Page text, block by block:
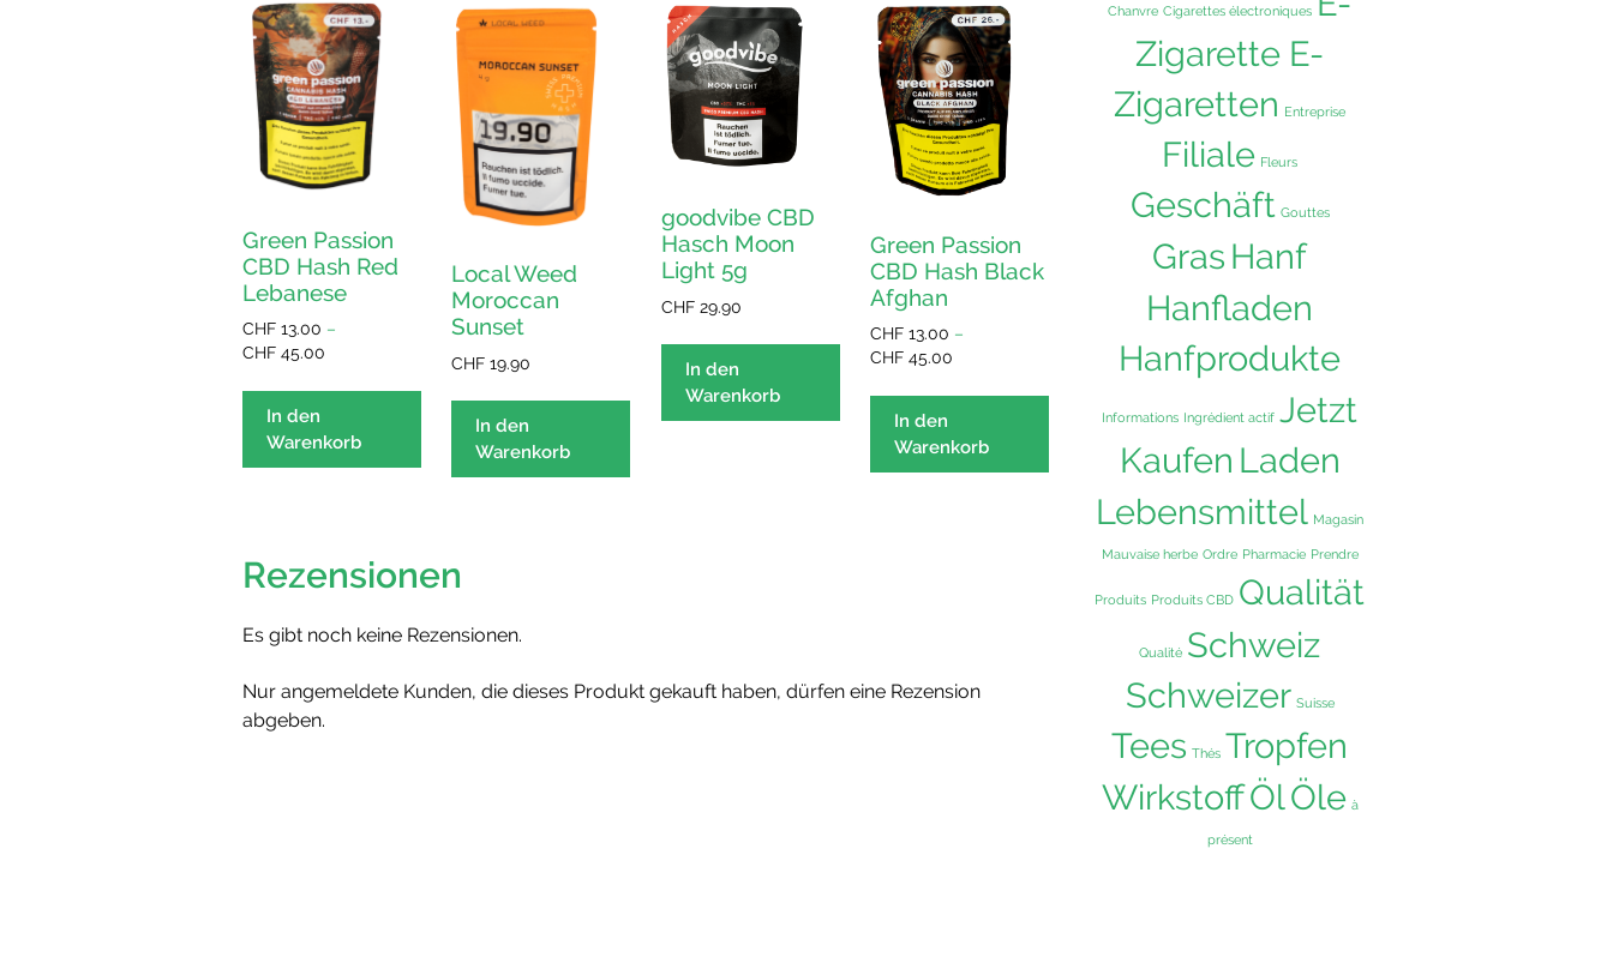
Green Passion
CBD Hash Red
Lebanese
CHF 13.00 –
CHF 45.00
In den
Warenkorb
Dieses
Produkt
mehrere
Optionen
auf
Produktseite
Local Weed
Moroccan
Sunset
CHF 19.90
In den
Warenkorb
goodvibe CBD
Hasch Moon
Light 5g
CHF29.90
In den
Warenkorb
Green Passion
CBD Hash Black
Afghan
CHF 13.00 –
CHF 45.00
In den
Warenkorb
Dieses
Produkt
mehrere
Varianten
Optionen
Produktseite
gewählt
Rezensionen
Es gibt noch keine Rezensionen.
Nur angemeldete Kunden, die dieses Produkt gekauft haben, dürfen eine Rezension
abgeben.
Chanvre Cigarettes électroniques
Zigarette E-
Zigaretten Entreprise
Filiale Fleurs
Geschäft Gouttes
Gras Hanf
Hanfladen
Hanfprodukte
Informations Ingrédient actif Jetzt
Kaufen Laden
Lebensmittel Magasin
Mauvaise herbe Ordre Pharmacie Prendre
Produits Produits CBD Qualität
Qualité Schweiz
Schweizer Suisse
Tees Thés Tropfen
WirkstoffÖlÖle à
présent